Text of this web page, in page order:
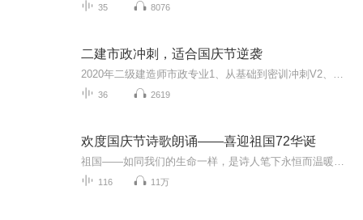
35 8076
二建市政冲刺，适合国庆节逆袭
36 2619
欢度国庆节诗歌朗诵——喜迎祖国72华诞
116 11万